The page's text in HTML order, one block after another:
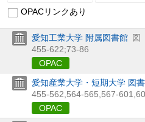
OPACリンクあり
愛知工業大学 附属図書館 図
455-622;73-86
OPAC
愛知産業大学・短期大学 図
455-562,564-565,567-601,
OPAC